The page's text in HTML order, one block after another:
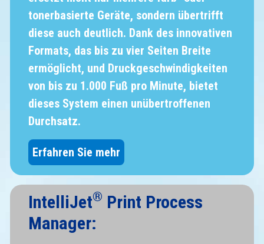
tonerbasierte Geräte, sondern übertrifft
diese auch deutlich. Dank des innovativen
Formats, das bis zu vier Seiten Breite
ermöglicht, und Druckgeschwindigkeiten
von bis zu 1.000 Fuß pro Minute, bietet
dieses System einen unübertroffenen
Durchsatz.
Erfahren Sie mehr
IntelliJet® Print Process
Manager: